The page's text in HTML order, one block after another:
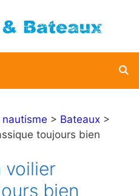
nautisme > Bateaux >
toujours bien
voilier
bien